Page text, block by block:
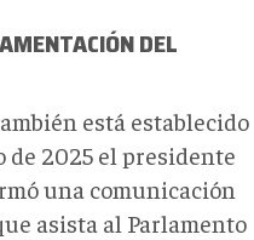
DEL
está establecido
2025 el presidente
una comunicación
asista al Parlamento